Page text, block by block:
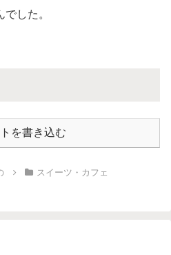
した。
を書き込む
スイーツ・カフェ